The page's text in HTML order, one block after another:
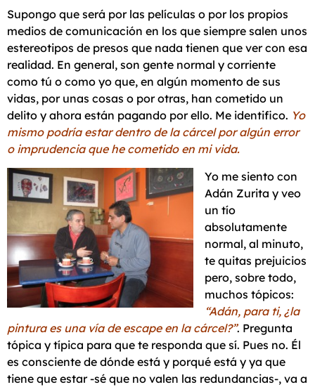
Supongo que será por las películas o por los propios
medios de comunicación en los que siempre salen unos
estereotipos de presos que nada tienen que ver con esa
realidad. En general, son gente normal y corriente
como tú o como yo que, en algún momento de sus
vidas, por unas cosas o por otras, han cometido un
delito y ahora están pagando por ello. Me identifico. Yo
mismo podría estar dentro de la cárcel por algún error
o imprudencia que he cometido en mi vida.
Yo me siento con
Adán Zurita y veo
un tío
absolutamente
normal, al minuto,
te quitas prejuicios
pero, sobre todo,
muchos tópicos:
“Adán, para ti, ¿la
pintura es una vía de escape en la cárcel?”. Pregunta
tópica y típica para que te responda que sí. Pues no. Él
es consciente de dónde está y porqué está y ya que
tiene que estar -sé que no valen las redundancias-, va a